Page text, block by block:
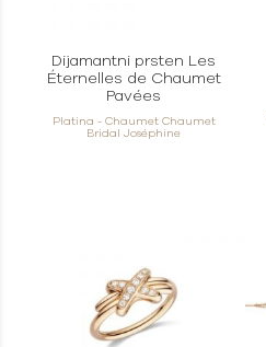
Dijamantni prsten Les
Éternelles de Chaumet
Pavées
Platina - Chaumet Chaumet
Bridal Joséphine